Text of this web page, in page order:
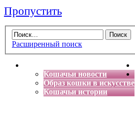
Пропустить
Расширенный поиск
Кошачьи новости
Образ кошки в искусстве
Кошачьи истории